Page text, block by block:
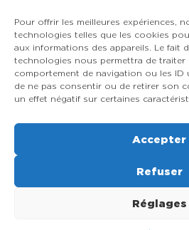
Pour offrir les meilleures expériences,
technologies telles que les cookies
aux informations des appareils. Le fait
technologies nous permettra de traiter
comportement de navigation ou les ID
de ne pas consentir ou de retirer son
un effet négatif sur certaines
Accepter
Refuser
Réglages
Les éléments à considérer
machine à crème glacée
Categories